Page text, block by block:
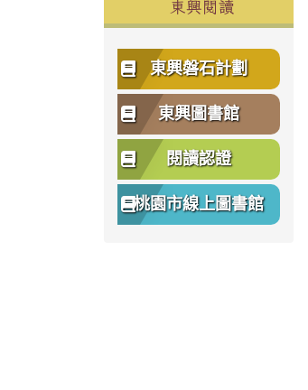
東興閱讀
東興磐石計劃
東興圖書館
閱讀認證
桃園市線上圖書館